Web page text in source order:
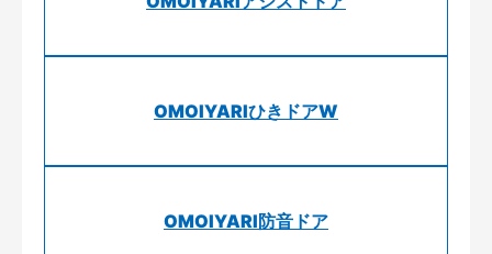
OMOIYARIひきドアW
OMOIYARI防音ドア